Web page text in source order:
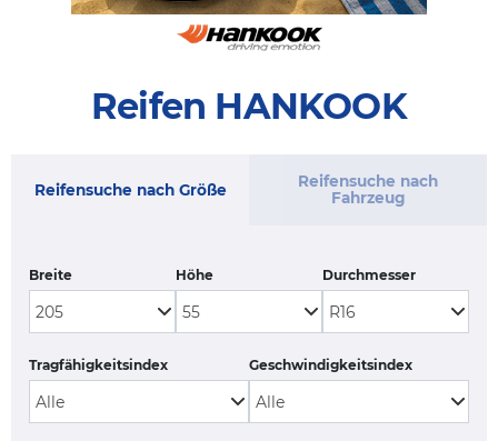
Reifen HANKOOK
Reifensuche nach Größe
Reifensuche nach
Fahrzeug
Breite Höhe Durchmesser
Tragfähigkeitsindex Geschwindigkeitsindex